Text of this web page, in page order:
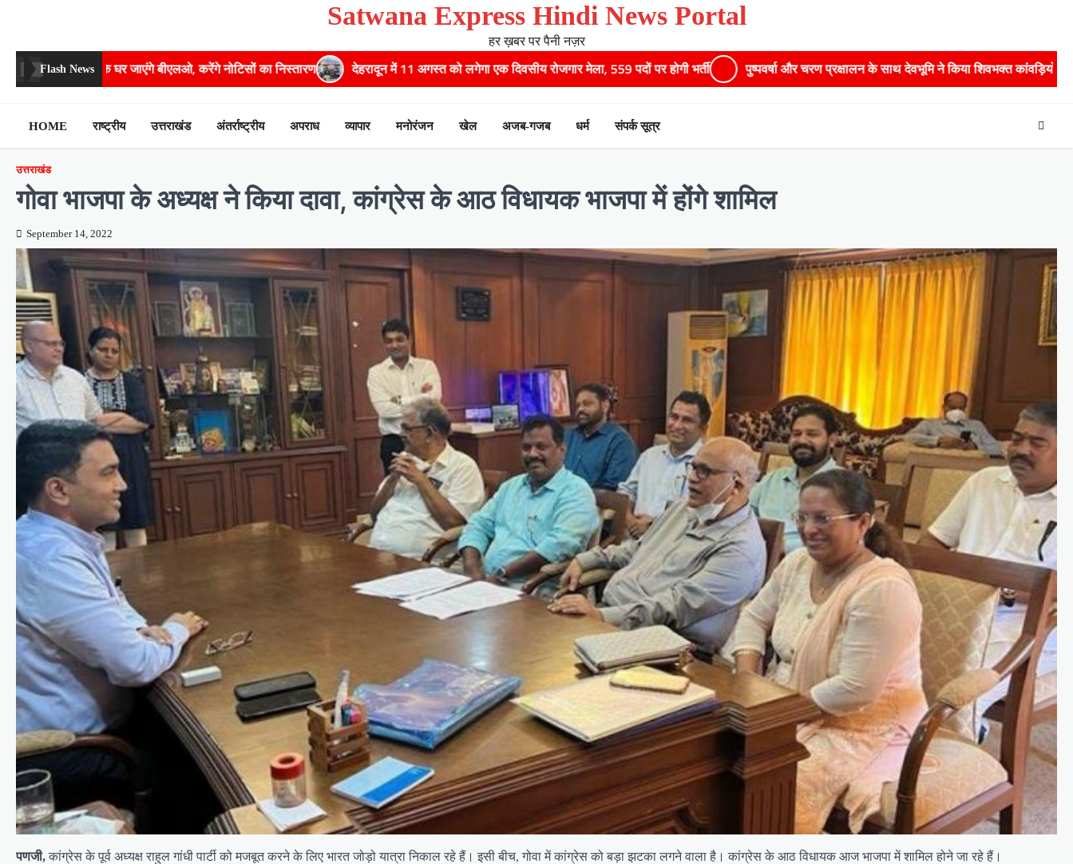
Satwana Express Hindi News Portal
हर ख़बर पर पैनी नज़र
Flash News
जाएंगे बीएलओ, करेंगे नोटिसों का निस्तारण ​देहरादून में 11 अगस्त को लगेगा एक दिवसीय रोजगार मेला, 559 पदों पर होगी भर्ती पुष्पवर्षा और चरण प्रक्षालन के साथ देवभूमि ने किया शिवभक्त कांवड़ियों का अभिनंदन,मुख्यमंत्री ने
HOME राष्ट्रीय उत्तराखंड अंतर्राष्ट्रीय अपराध व्यापार मनोरंजन खेल अजब-गजब धर्म संपर्क सूत्र
उत्तराखंड
गोवा भाजपा के अध्यक्ष ने किया दावा, कांग्रेस के आठ विधायक भाजपा में होंगे शामिल
September 14, 2022
पणजी,कांग्रेस के पूर्व अध्यक्ष राहुल गांधी पार्टी को मजबूत करने के लिए भारत जोड़ो यात्रा निकाल रहे हैं। इसी बीच, गोवा में कांग्रेस को बड़ा झटका लगने वाला है। कांग्रेस के आठ विधायक आज भाजपा में शामिल होने जा रहे हैं।